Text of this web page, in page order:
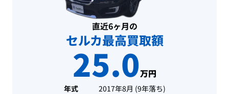
直近6ヶ月の
セルカ最高買取額
25.0万円
年式 2017年8月 (9年落ち)